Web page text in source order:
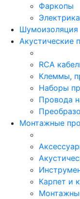
Фаркопы
Шумоизоляция
Акустические
RCA
Клеммы,
Наборы
Провода
Монтажные
Карпет и